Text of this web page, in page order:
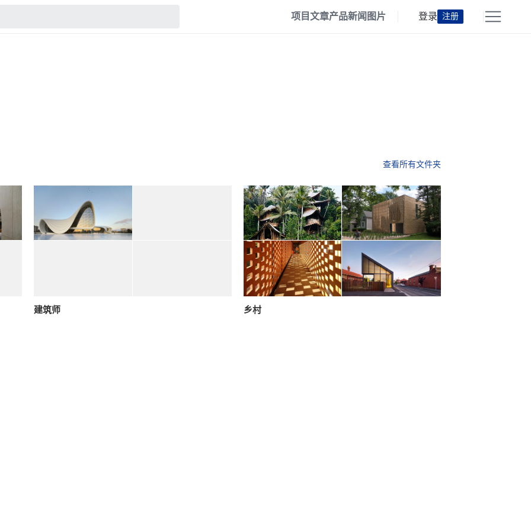
项目文章产品新闻 图片 登录 注册
查看所有文件夹
建筑师 乡村